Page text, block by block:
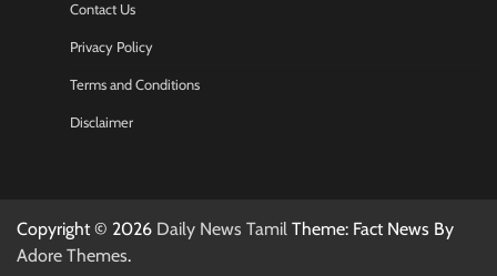
Contact Us
Privacy Policy
Terms and Conditions
Disclaimer
Copyright © 2026 Daily News Tamil Theme: Fact News By
Adore Themes.